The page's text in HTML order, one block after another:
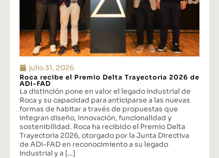
julio 31, 2026
Roca recibe el Premio Delta Trayectoria 2026 de
ADI-FAD
La distinción pone en valor el legado industrial de
Roca y su capacidad para anticiparse a las nuevas
formas de habitar a través de propuestas que
integran diseño, innovación, funcionalidad y
sostenibilidad. Roca ha recibido el Premio Delta
Trayectoria 2026, otorgado por la Junta Directiva
de ADI-FAD en reconocimiento a su legado
industrial y a […]